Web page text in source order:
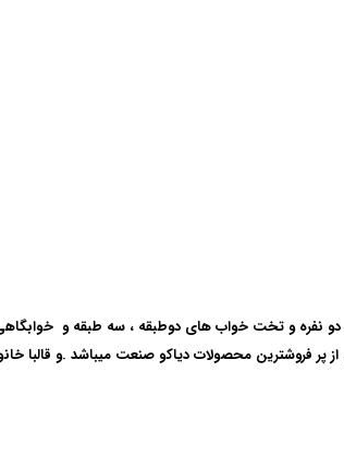
دو نفره و تخت خواب های دوطبقه ، سه طبقه و
پر فروشترین محصولات دیاکو صنعت میباشد .و قالبا